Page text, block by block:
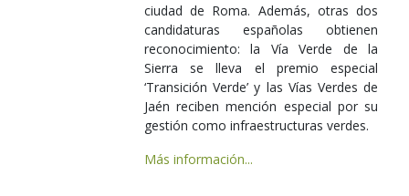
ciudad de Roma. Además, otras dos
candidaturas españolas obtienen
reconocimiento: la Vía Verde de la
Sierra se lleva el premio especial
‘Transición Verde’ y las Vías Verdes de
Jaén reciben mención especial por su
gestión como infraestructuras verdes.
Más información...